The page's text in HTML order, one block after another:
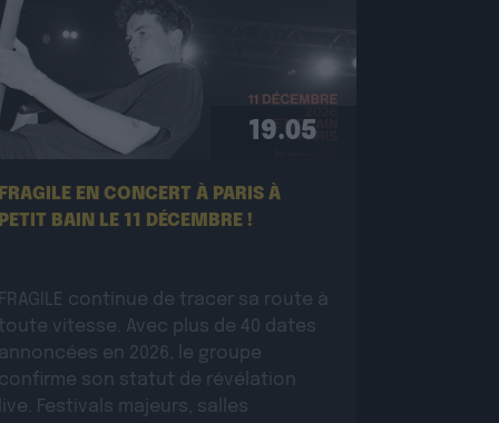
19.05
FRAGILE EN CONCERT À PARIS À
PETIT BAIN LE 11 DÉCEMBRE !
FRAGILE continue de tracer sa route à
toute vitesse. Avec plus de 40 dates
annoncées en 2026, le groupe
confirme son statut de révélation
live. Festivals majeurs, salles